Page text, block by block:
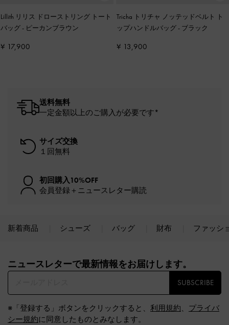
Lillith リリス ドローストリング トート
バッグ- ピーカンブラウン
¥ 17,900
Tricha トリチャ ノッテッドベルト ト
ップハンドルバッグ- ブラック
¥ 13,900
送料無料
一定金額以上のご購入が必要です*
サイズ交換
１回無料
初回購入10%OFF
会員登録＋ニュースレター購読
新着商品 シューズ バッグ 財布 ファッシ
ニュースレターで最新情報をお届けします。​
SUBSCRIBE
※「登録する」ボタンをクリックすると、 利用規約、 プライバ
シー規約に同意したものとみなします。